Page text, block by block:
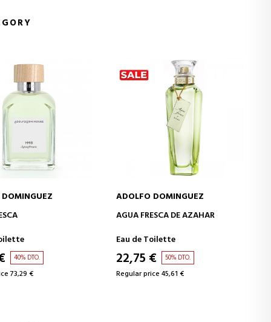
ADD TO CART
40% DTO.
73,29 €
ADD TO CART
ADOLFO DOMINGUEZ
AGUA FRESCA DE AZAHAR
Eau de Toilette
22,75 € 50% DTO.
Regular price 45,61 €